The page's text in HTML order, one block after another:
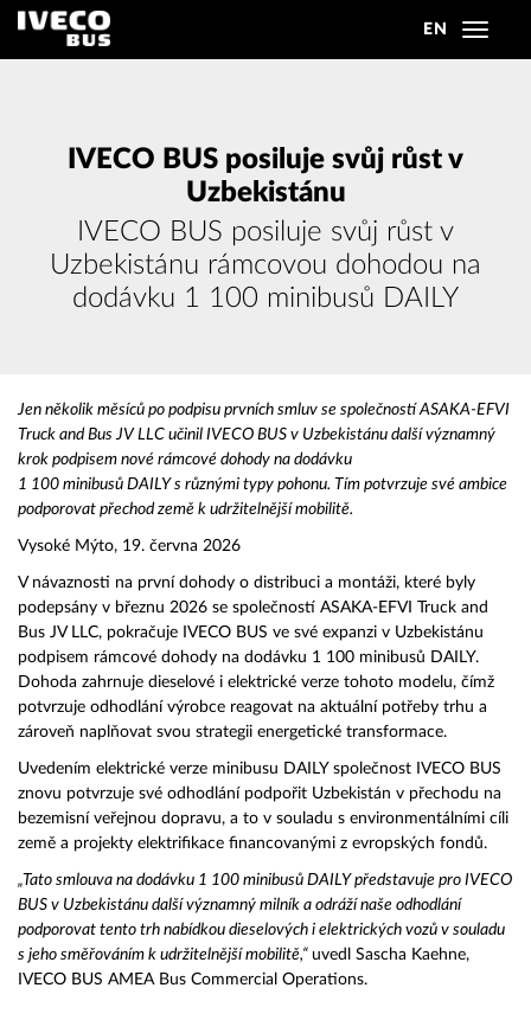
EN
Toggle
IVECO BUS posiluje svůj růst v
Uzbekistánu
IVECO BUS posiluje svůj růst v
Uzbekistánu rámcovou dohodou na
dodávku 1 100 minibusů DAILY
Jen několik měsíců po podpisu prvních smluv se společností ASAKA-EFVI
Truck and Bus JV LLC učinil IVECO BUS v Uzbekistánu další významný
krok podpisem nové rámcové dohody na dodávku
1 100 minibusů DAILY s různými typy pohonu. Tím potvrzuje své ambice
podporovat přechod země k udržitelnější mobilitě.
Vysoké Mýto, 19. června 2026
V návaznosti na první dohody o distribuci a montáži, které byly
podepsány v březnu 2026 se společností ASAKA-EFVI Truck and
Bus JV LLC, pokračuje IVECO BUS ve své expanzi v Uzbekistánu
podpisem rámcové dohody na dodávku 1 100 minibusů DAILY.
Dohoda zahrnuje dieselové i elektrické verze tohoto modelu, čímž
potvrzuje odhodlání výrobce reagovat na aktuální potřeby trhu a
zároveň naplňovat svou strategii energetické transformace.
Uvedením elektrické verze minibusu DAILY společnost IVECO BUS
znovu potvrzuje své odhodlání podpořit Uzbekistán v přechodu na
bezemisní veřejnou dopravu, a to v souladu s environmentálními cíli
země a projekty elektrifikace financovanými z evropských fondů.
„Tato smlouva na dodávku 1 100 minibusů DAILY představuje pro IVECO
BUS v Uzbekistánu další významný milník a odráží naše odhodlání
podporovat tento trh nabídkou dieselových i elektrických vozů v souladu
s jeho směřováním k udržitelnější mobilitě,“ uvedl Sascha Kaehne,
IVECO BUS AMEA Bus Commercial Operations.